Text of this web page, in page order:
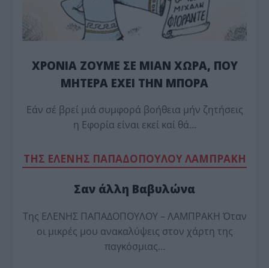
ΧΡΟΝΙΑ ΖΟΥΜΕ ΣΕ ΜΙΑΝ ΧΩΡΑ, ΠΟΥ
ΜΗΤΕΡΑ ΕΧΕΙ ΤΗΝ ΜΠΟΡΑ
Εάν σέ βρεί μιά συμφορά βοήθεια μήν ζητήσεις
η Εφορία είναι εκεί καί θά…
TΗΣ ΕΛΕΝΗΣ ΠΑΠΑΔΟΠΟΥΛΟΥ ΛΑΜΠΡΑΚΗ
Σαν άλλη Βαβυλώνα
Της ΕΛΕΝΗΣ ΠΑΠΑΔΟΠΟΥΛΟΥ – ΛΑΜΠΡΑΚΗ Όταν
οι μικρές μου ανακαλύψεις στον χάρτη της
παγκόσμιας…